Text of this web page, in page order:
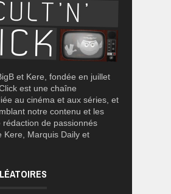
et Kere, fondée en juillet
est une chaîne
au cinéma et aux séries, et
notre contenu et les
rédaction de passionnés
Kere, Marquis Daily et